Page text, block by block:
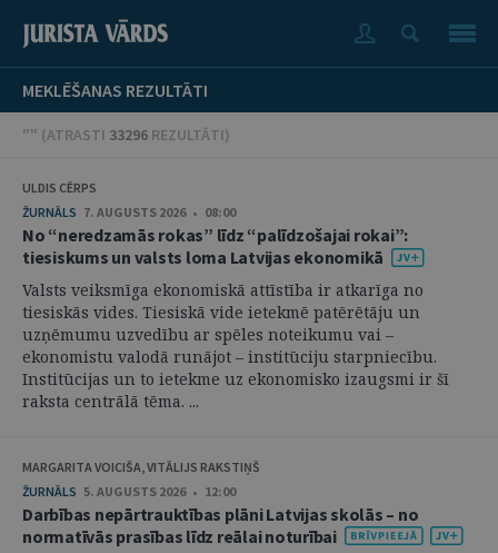
MEKLĒŠANAS REZULTĀTI
"" (ATRASTI 33296 REZULTĀTI)
ULDIS CĒRPS
ŽURNĀLS 7. AUGUSTS 2026 • 08:00
No “neredzamās rokas” līdz “palīdzošajai rokai”:
tiesiskums un valsts loma Latvijas ekonomikā
Valsts veiksmīga ekonomiskā attīstība ir atkarīga no
tiesiskās vides. Tiesiskā vide ietekmē patērētāju un
uzņēmumu uzvedību ar spēles noteikumu vai –
ekonomistu valodā runājot – institūciju starpniecību.
Institūcijas un to ietekme uz ekonomisko izaugsmi ir šī
raksta centrālā tēma. ...
MARGARITA VOICIŠA, VITĀLIJS RAKSTIŅŠ
ŽURNĀLS 5. AUGUSTS 2026 • 12:00
Darbības nepārtrauktības plāni Latvijas skolās – no
normatīvās prasības līdz reālai noturībai